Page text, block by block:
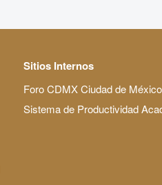
Sitios Internos
Foro CDMX Ciudad de México
Sistema de Productividad